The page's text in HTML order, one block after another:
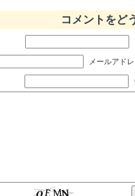
コメントをど
メールアド